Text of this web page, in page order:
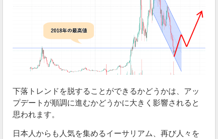
下落トレンドを脱することができるかどうかは、アッ
プデートが順調に進むかどうかに大きく影響されると
思われます。
日本人からも人気を集めるイーサリアム、再び人々を